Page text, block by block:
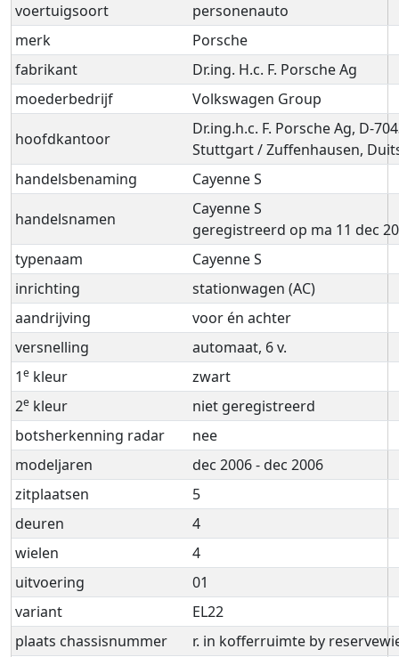
voertuigsoort
personenauto
merk
Porsche
fabrikant
Dr.ing. H.c. F. Porsche Ag
moederbedrijf
Volkswagen Group
hoofdkantoor
Dr.ing.h.c. F. Porsche Ag, D-
Stuttgart / Zuffenhausen,
handelsbenaming
Cayenne S
handelsnamen
Cayenne S
geregistreerd op ma 11 dec
typenaam
Cayenne S
inrichting
stationwagen (AC)
aandrijving
voor én achter
versnelling
automaat, 6 v.
1e kleur
zwart
2e kleur
niet geregistreerd
botsherkenning radar
nee
modeljaren
dec 2006 - dec 2006
zitplaatsen
5
deuren
4
wielen
4
uitvoering
01
variant
EL22
plaats chassisnummer
r. in kofferruimte by